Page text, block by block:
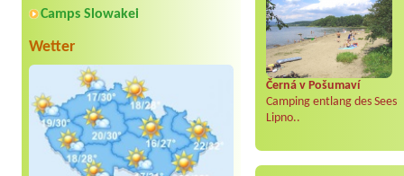
Camps Slowakei
Wetter
Černá v Pošumaví
Camping entlang des Sees
Lipno..